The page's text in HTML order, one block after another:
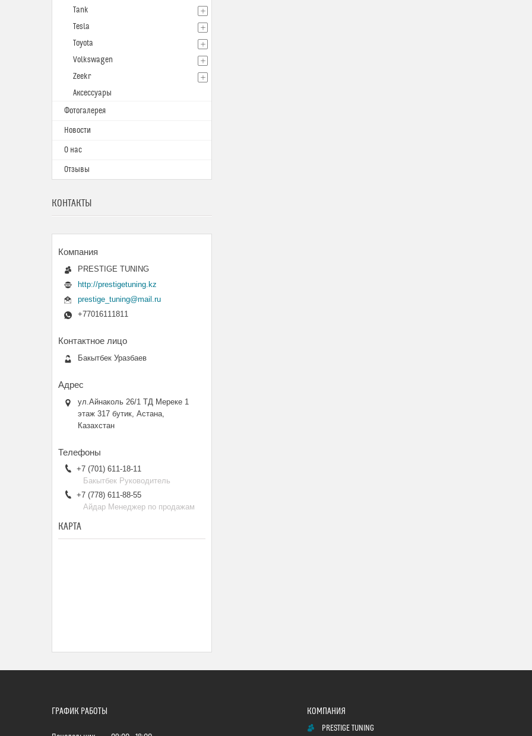
Tank
Tesla
Toyota
Volkswagen
Zeekr
Аксессуары
Фотогалерея
Новости
О нас
Отзывы
КОНТАКТЫ
PRESTIGE TUNING
http://prestigetuning.kz
prestige_tuning@mail.ru
+77016111811
Бакытбек Уразбаев
ул.Айнаколь 26/1 ТД Мереке 1
этаж 317 бутик, Астана,
Казахстан
+7 (701) 611-18-11
Бакытбек Руководитель
+7 (778) 611-88-55
Айдар Менеджер по продажам
КАРТА
ГРАФИК РАБОТЫ
PRESTIGE TUNING